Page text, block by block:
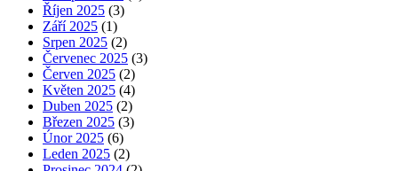
Říjen 2025 (3)
Září 2025 (1)
Srpen 2025 (2)
Červenec 2025 (3)
Červen 2025 (2)
Květen 2025 (4)
Duben 2025 (2)
Březen 2025 (3)
Únor 2025 (6)
Leden 2025 (2)